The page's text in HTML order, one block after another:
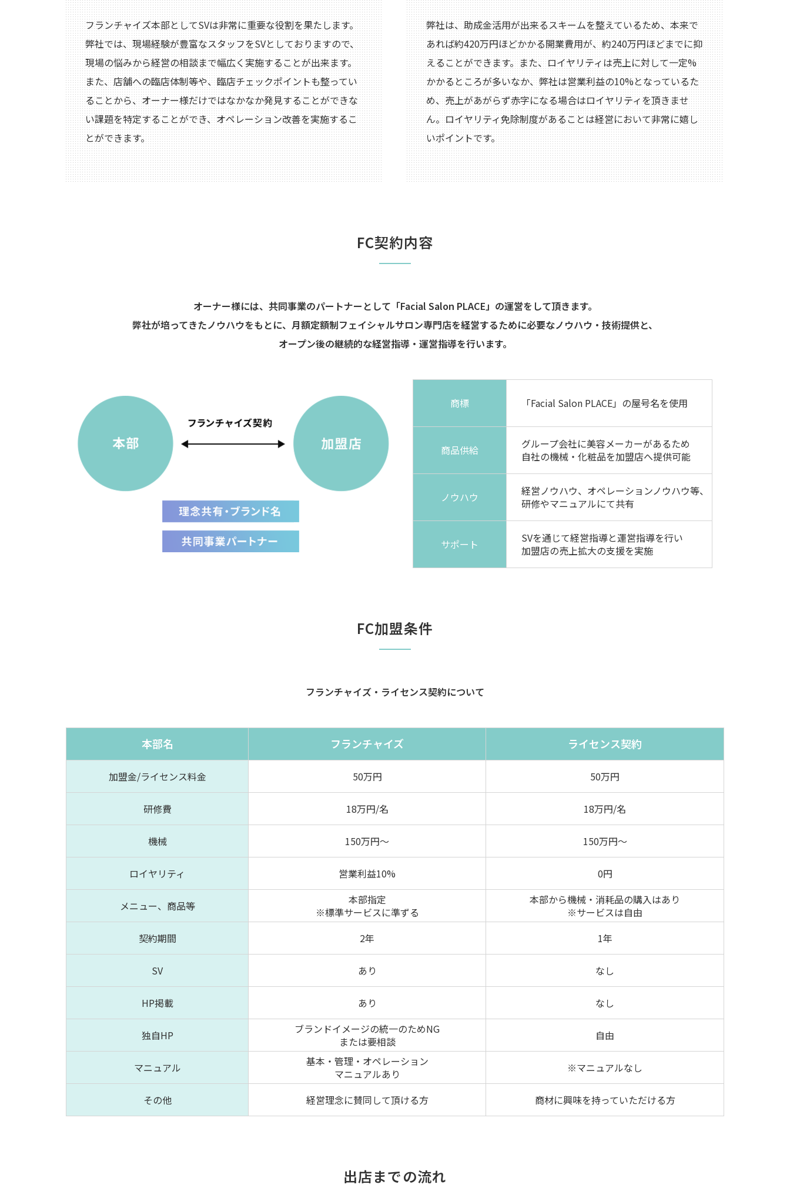
フランチャイズ本部としてSVは非常に重要な役割を果たします。
弊社では、現場経験が豊富なスタッフをSVとしておりますので、
現場の悩みから経営の相談まで幅広く実施することが出来ます。
また、店舗への臨店体制等や、臨店チェックポイントも整ってい
ることから、オーナー様だけではなかなか発見することができな
い課題を特定することができ、オペレーション改善を実施するこ
とができます。
弊社は、助成金活用が出来るスキームを整えているため、本来で
あれば約420万円ほどかかる開業費用が、約240万円ほどまでに抑
えることができます。また、ロイヤリティは売上に対して一定%
かかるところが多いなか、弊社は営業利益の10%となっているた
め、売上があがらず赤字になる場合はロイヤリティを頂きませ
ん。ロイヤリティ免除制度があることは経営において非常に嬉し
いポイントです。
FC契約内容
オーナー様には、共同事業のパートナーとして「Facial Salon PLACE」の運営をして頂きます。
弊社が培ってきたノウハウをもとに、月額定額制フェイシャルサロン専門店を経営するために必要なノウハウ・技術提供と、
オープン後の継続的な経営指導・運営指導を行います。
商標 「Facial Salon PLACE」の屋号名を使用
商品供給
グループ会社に美容メーカーがあるため
自社の機械・化粧品を加盟店へ提供可能
ノウハウ
経営ノウハウ、オペレーションノウハウ等、
研修やマニュアルにて共有
サポート
SVを通じて経営指導と運営指導を行い
加盟店の売上拡大の支援を実施
FC加盟条件
フランチャイズ・ライセンス契約について
本部名 フランチャイズ ライセンス契約
加盟金/ライセンス料金 50万円 50万円
研修費 18万円/名 18万円/名
機械 150万円〜 150万円〜
ロイヤリティ 営業利益10% 0円
メニュー、商品等
本部指定
※標準サービスに準ずる
本部から機械・消耗品の購入はあり
※サービスは自由
契約期間
2年 1年
SV あり なし
HP掲載 あり なし
独自HP
ブランドイメージの統一のためNG
または要相談
自由
マニュアル
基本・管理・オペレーション
マニュアルあり
※マニュアルなし
その他 経営理念に賛同して頂ける方 商材に興味を持っていただける方
出店までの流れ